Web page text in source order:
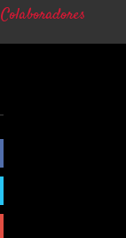
Colaboradores